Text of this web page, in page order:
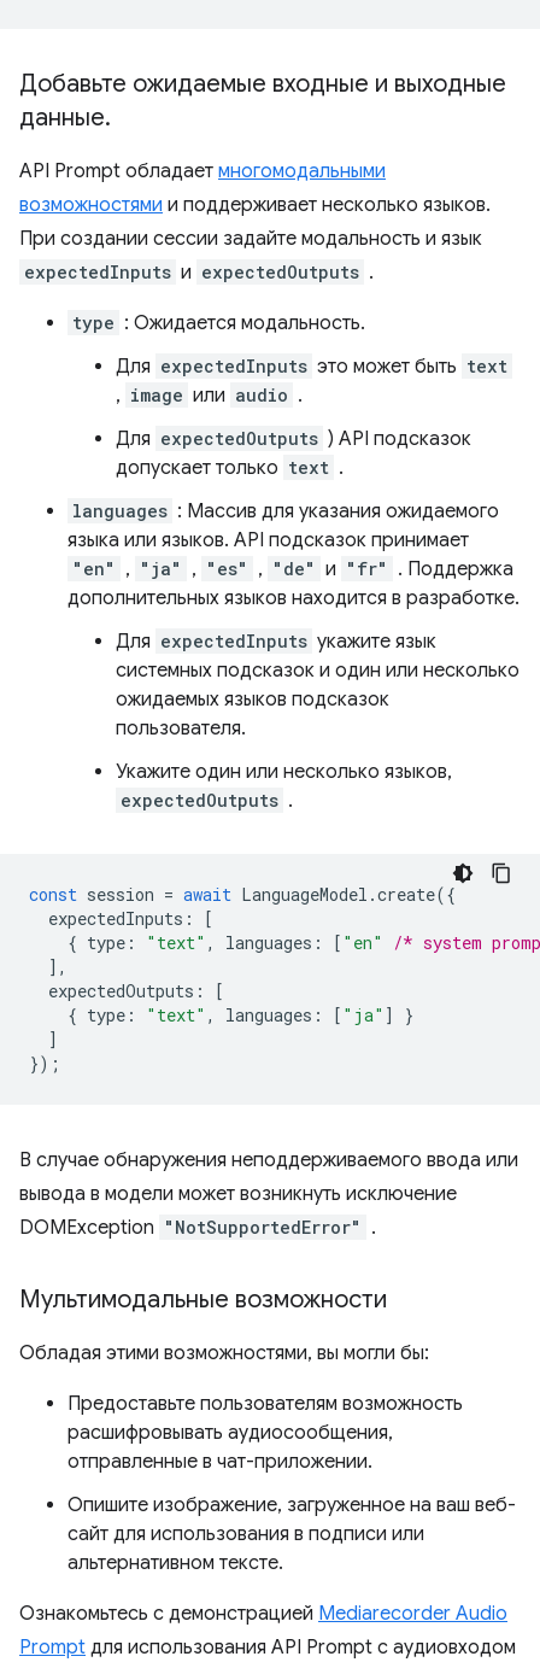
Добавьте ожидаемые входные и выходные
данные.
API Prompt обладает многомодальными
возможностями и поддерживает несколько языков.
При создании сессии задайте модальность и язык
expectedInputs и expectedOutputs .
type : Ожидается модальность.
Для expectedInputs это может быть text
, image или audio .
Для expectedOutputs ) API подсказок
допускает только text .
languages : Массив для указания ожидаемого
языка или языков. API подсказок принимает
"en" , "ja" , "es" , "de" и "fr"
. Поддержка
дополнительных языков находится в разработке.
Для expectedInputs укажите язык
системных подсказок и один или несколько
ожидаемых языков подсказок
пользователя.
Укажите один или несколько языков,
expectedOutputs .
const session = await LanguageModel .create({
expectedInputs :
[
{ type : "text" , languages : [ "en"
/* system
],
expectedOutputs :
[
{ type : "text" , languages : [ "ja" ]
}
]
});
В случае обнаружения неподдерживаемого ввода или
вывода в модели может возникнуть исключение
DOMException "NotSupportedError" .
Мультимодальные возможности
Обладая этими возможностями, вы могли бы:
Предоставьте пользователям возможность
расшифровывать аудиосообщения,
отправленные в чат-приложении.
Опишите изображение, загруженное на ваш веб-
сайт для использования в подписи или
альтернативном тексте.
Ознакомьтесь с демонстрацией Mediarecorder Audio
Prompt для использования API Prompt с аудиовходом